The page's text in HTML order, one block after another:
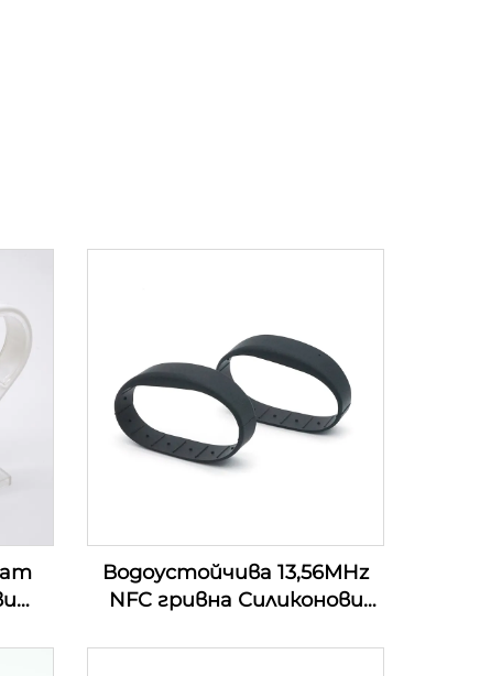
Водоустойчива 13,56MHz
NFC гривна Силиконови
за безкасово плащане